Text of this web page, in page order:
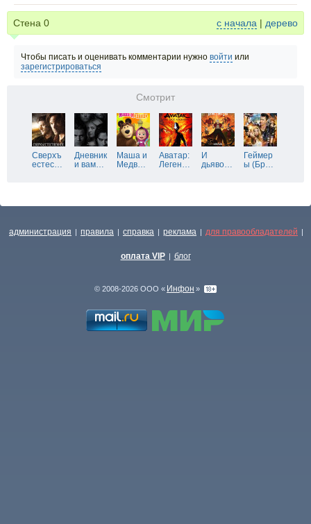
Стена 0 с начала | дерево
Чтобы писать и оценивать комментарии нужно войти или
зарегистрироваться
Смотрит
Сверхъ
естес…
Дневник
и вам…
Маша и
Медв…
Аватар:
Леген…
И
дьяво…
Геймер
ы (Бр…
администрация | правила | справка | реклама | для правообладателей |
оплата VIP | блог
© 2008-2026 ООО « Инфон »